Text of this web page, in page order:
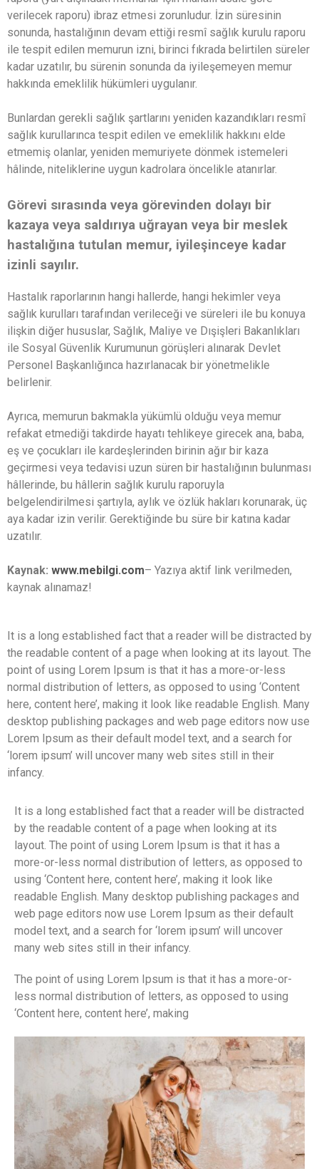
verilecek raporu) ibraz etmesi zorunludur. İzin süresinin
sonunda, hastalığının devam ettiği resmî sağlık kurulu raporu
ile tespit edilen memurun izni, birinci fıkrada belirtilen süreler
kadar uzatılır, bu sürenin sonunda da iyileşemeyen memur
hakkında emeklilik hükümleri uygulanır.
Bunlardan gerekli sağlık şartlarını yeniden kazandıkları resmî
sağlık kurullarınca tespit edilen ve emeklilik hakkını elde
etmemiş olanlar, yeniden memuriyete dönmek istemeleri
hâlinde, niteliklerine uygun kadrolara öncelikle atanırlar.
Görevi sırasında veya görevinden dolayı bir
kazaya veya saldırıya uğrayan veya bir meslek
hastalığına tutulan memur, iyileşinceye kadar
izinli sayılır.
Hastalık raporlarının hangi hallerde, hangi hekimler veya
sağlık kurulları tarafından verileceği ve süreleri ile bu konuya
ilişkin diğer hususlar, Sağlık, Maliye ve Dışişleri Bakanlıkları
ile Sosyal Güvenlik Kurumunun görüşleri alınarak Devlet
Personel Başkanlığınca hazırlanacak bir yönetmelikle
belirlenir.
Ayrıca, memurun bakmakla yükümlü olduğu veya memur
refakat etmediği takdirde hayatı tehlikeye girecek ana, baba,
eş ve çocukları ile kardeşlerinden birinin ağır bir kaza
geçirmesi veya tedavisi uzun süren bir hastalığının bulunması
hâllerinde, bu hâllerin sağlık kurulu raporuyla
belgelendirilmesi şartıyla, aylık ve özlük hakları korunarak, üç
aya kadar izin verilir. Gerektiğinde bu süre bir katına kadar
uzatılır.
Kaynak: www.mebilgi.com– Yazıya aktif link verilmeden,
kaynak alınamaz!
It is a long established fact that a reader will be distracted by
the readable content of a page when looking at its layout. The
point of using Lorem Ipsum is that it has a more-or-less
normal distribution of letters, as opposed to using ‘Content
here, content here’, making it look like readable English. Many
desktop publishing packages and web page editors now use
Lorem Ipsum as their default model text, and a search for
‘lorem ipsum’ will uncover many web sites still in their
infancy.
It is a long established fact that a reader will be distracted
by the readable content of a page when looking at its
layout. The point of using Lorem Ipsum is that it has a
more-or-less normal distribution of letters, as opposed to
using ‘Content here, content here’, making it look like
readable English. Many desktop publishing packages and
web page editors now use Lorem Ipsum as their default
model text, and a search for ‘lorem ipsum’ will uncover
many web sites still in their infancy.
The point of using Lorem Ipsum is that it has a more-or-
less normal distribution of letters, as opposed to using
‘Content here, content here’, making